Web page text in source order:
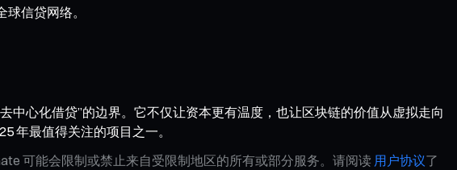
信贷网络。
心化借贷”的边界。它不仅让资本更有温度，也让区块链的价值从虚拟走向
年最值得关注的项目之一。
可能会限制或禁止来自受限制地区的所有或部分服务。请阅读 用户协议了